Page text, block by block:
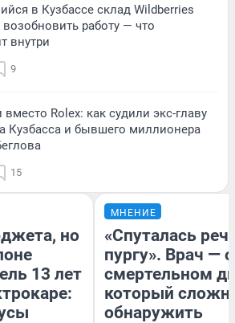
в Кузбассе склад Wildberries
возобновить работу — что
внутри
9
вместо Rolex: как судили экс-главу
Кузбасса и бывшего миллионера
15
но
13 лет
МНЕНИЕ
«Спуталась
пургу». Врач — о
смертельном
который
обнаружить